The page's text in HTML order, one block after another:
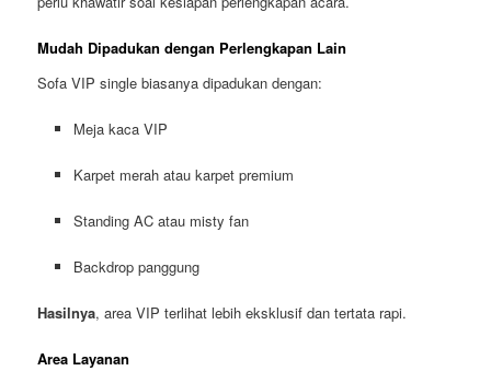
Mudah Dipadukan dengan Perlengkapan Lain
Sofa VIP single biasanya dipadukan dengan:
Meja kaca VIP
Karpet merah atau karpet premium
Standing AC atau misty fan
Backdrop panggung
Hasilnya, area VIP terlihat lebih eksklusif dan tertata rapi.
Area Layanan